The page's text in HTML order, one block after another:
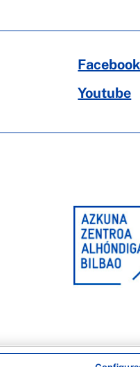
Facebook
Youtube